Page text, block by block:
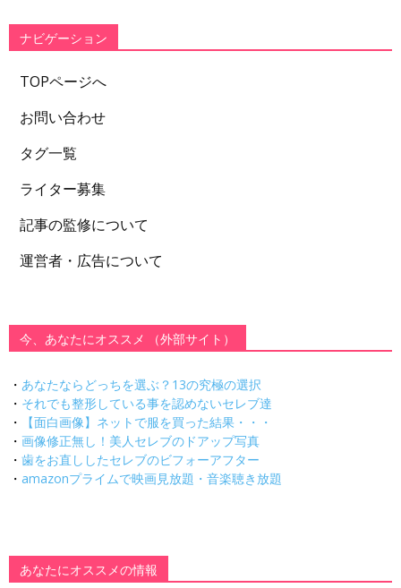
ー
ナビゲーション
TOPページへ
お問い合わせ
タグ一覧
ライター募集
記事の監修について
運営者・広告について
今、あなたにオススメ （外部サイト）
・ あなたならどっちを選ぶ？13の究極の選択
・ それでも整形している事を認めないセレブ達
・
【面白画像】ネットで服を買った結果・・・
・ 画像修正無し！美人セレブのドアップ写真
・ 歯をお直ししたセレブのビフォーアフター
・ amazonプライムで映画見放題・音楽聴き放題
あなたにオススメの情報